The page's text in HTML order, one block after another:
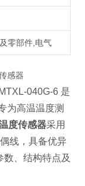
零部件,电气
040G-6 是
为高温温度测
度传感器采用
线，具备优异
、结构特点及